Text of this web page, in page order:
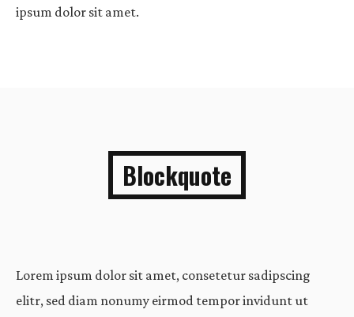
ipsum dolor sit amet.
Blockquote
Lorem ipsum dolor sit amet, consetetur sadipscing
elitr, sed diam nonumy eirmod tempor invidunt ut